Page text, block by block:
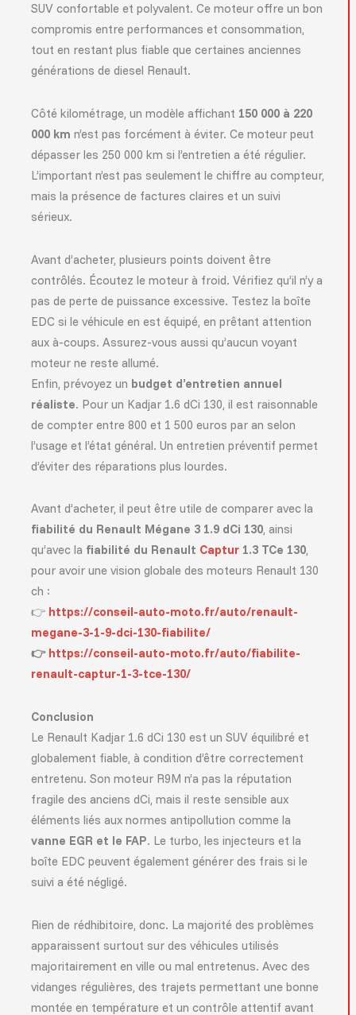
SUV confortable et polyvalent. Ce moteur offre un bon
compromis entre performances et consommation,
tout en restant plus fiable que certaines anciennes
générations de diesel Renault.
Côté kilométrage, un modèle affichant 150 000 à 220
000 km n’est pas forcément à éviter. Ce moteur peut
dépasser les 250 000 km si l’entretien a été régulier.
L’important n’est pas seulement le chiffre au compteur,
mais la présence de factures claires et un suivi
sérieux.
Avant d’acheter, plusieurs points doivent être
contrôlés. Écoutez le moteur à froid. Vérifiez qu’il n’y a
pas de perte de puissance excessive. Testez la boîte
EDC si le véhicule en est équipé, en prêtant attention
aux à-coups. Assurez-vous aussi qu’aucun voyant
moteur ne reste allumé.
Enfin, prévoyez un budget d’entretien annuel
réaliste. Pour un Kadjar 1.6 dCi 130, il est raisonnable
de compter entre 800 et 1 500 euros par an selon
l’usage et l’état général. Un entretien préventif permet
d’éviter des réparations plus lourdes.
Avant d’acheter, il peut être utile de comparer avec la
fiabilité du Renault Mégane 3 1.9 dCi 130, ainsi
qu’avec la fiabilité du Renault Captur 1.3 TCe 130,
pour avoir une vision globale des moteurs Renault 130
ch :
👉 https://conseil-auto-moto.fr/auto/renault-
megane-3-1-9-dci-130-fiabilite/
👉 https://conseil-auto-moto.fr/auto/fiabilite-
renault-captur-1-3-tce-130/
Conclusion
Le Renault Kadjar 1.6 dCi 130 est un SUV équilibré et
globalement fiable, à condition d’être correctement
entretenu. Son moteur R9M n’a pas la réputation
fragile des anciens dCi, mais il reste sensible aux
éléments liés aux normes antipollution comme la
vanne EGR et le FAP. Le turbo, les injecteurs et la
boîte EDC peuvent également générer des frais si le
suivi a été négligé.
Rien de rédhibitoire, donc. La majorité des problèmes
apparaissent surtout sur des véhicules utilisés
majoritairement en ville ou mal entretenus. Avec des
vidanges régulières, des trajets permettant une bonne
montée en température et un contrôle attentif avant